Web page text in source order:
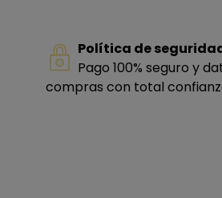
Política de
Pago 100% seguro y
compras con total